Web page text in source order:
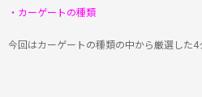
・カーゲートの種類
今回はカーゲートの種類の中から厳選した4